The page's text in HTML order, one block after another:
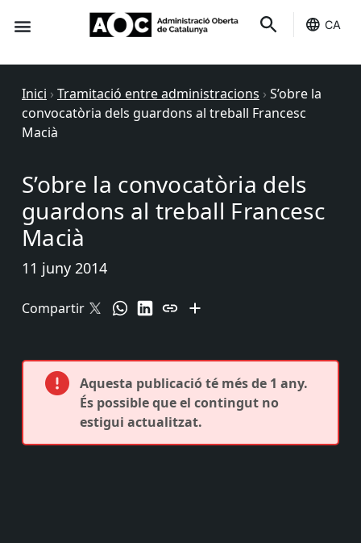
CA
Inici › Tramitació entre administracions › S’obre la
convocatòria dels guardons al treball Francesc
Macià
S’obre la convocatòria dels
guardons al treball Francesc
Macià
11 juny 2014
Compartir
Aquesta publicació té més de 1 any.
És possible que el contingut no
estigui actualitzat.